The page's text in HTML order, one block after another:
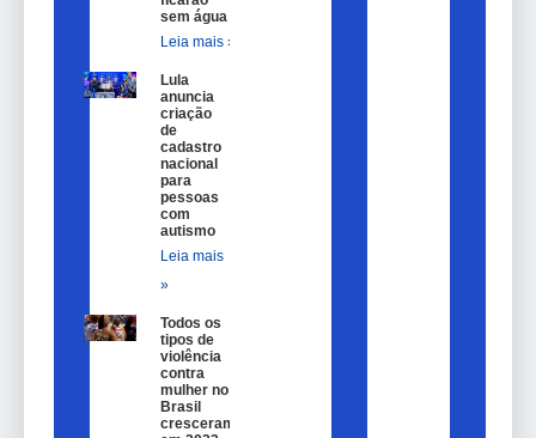
sem água
Leia mais »
Lula
anuncia
criação
de
cadastro
nacional
para
pessoas
com
autismo
Leia mais
»
Todos os
tipos de
violência
contra
mulher no
Brasil
cresceram